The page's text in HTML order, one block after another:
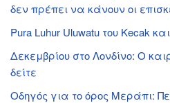
δεν πρέπει να κάνουν οι
Pura Luhur Uluwatu του Kecak
Δεκεμβρίου στο Λονδίνο: Ο
δείτε
Οδηγός για το όρος Μεράπι: